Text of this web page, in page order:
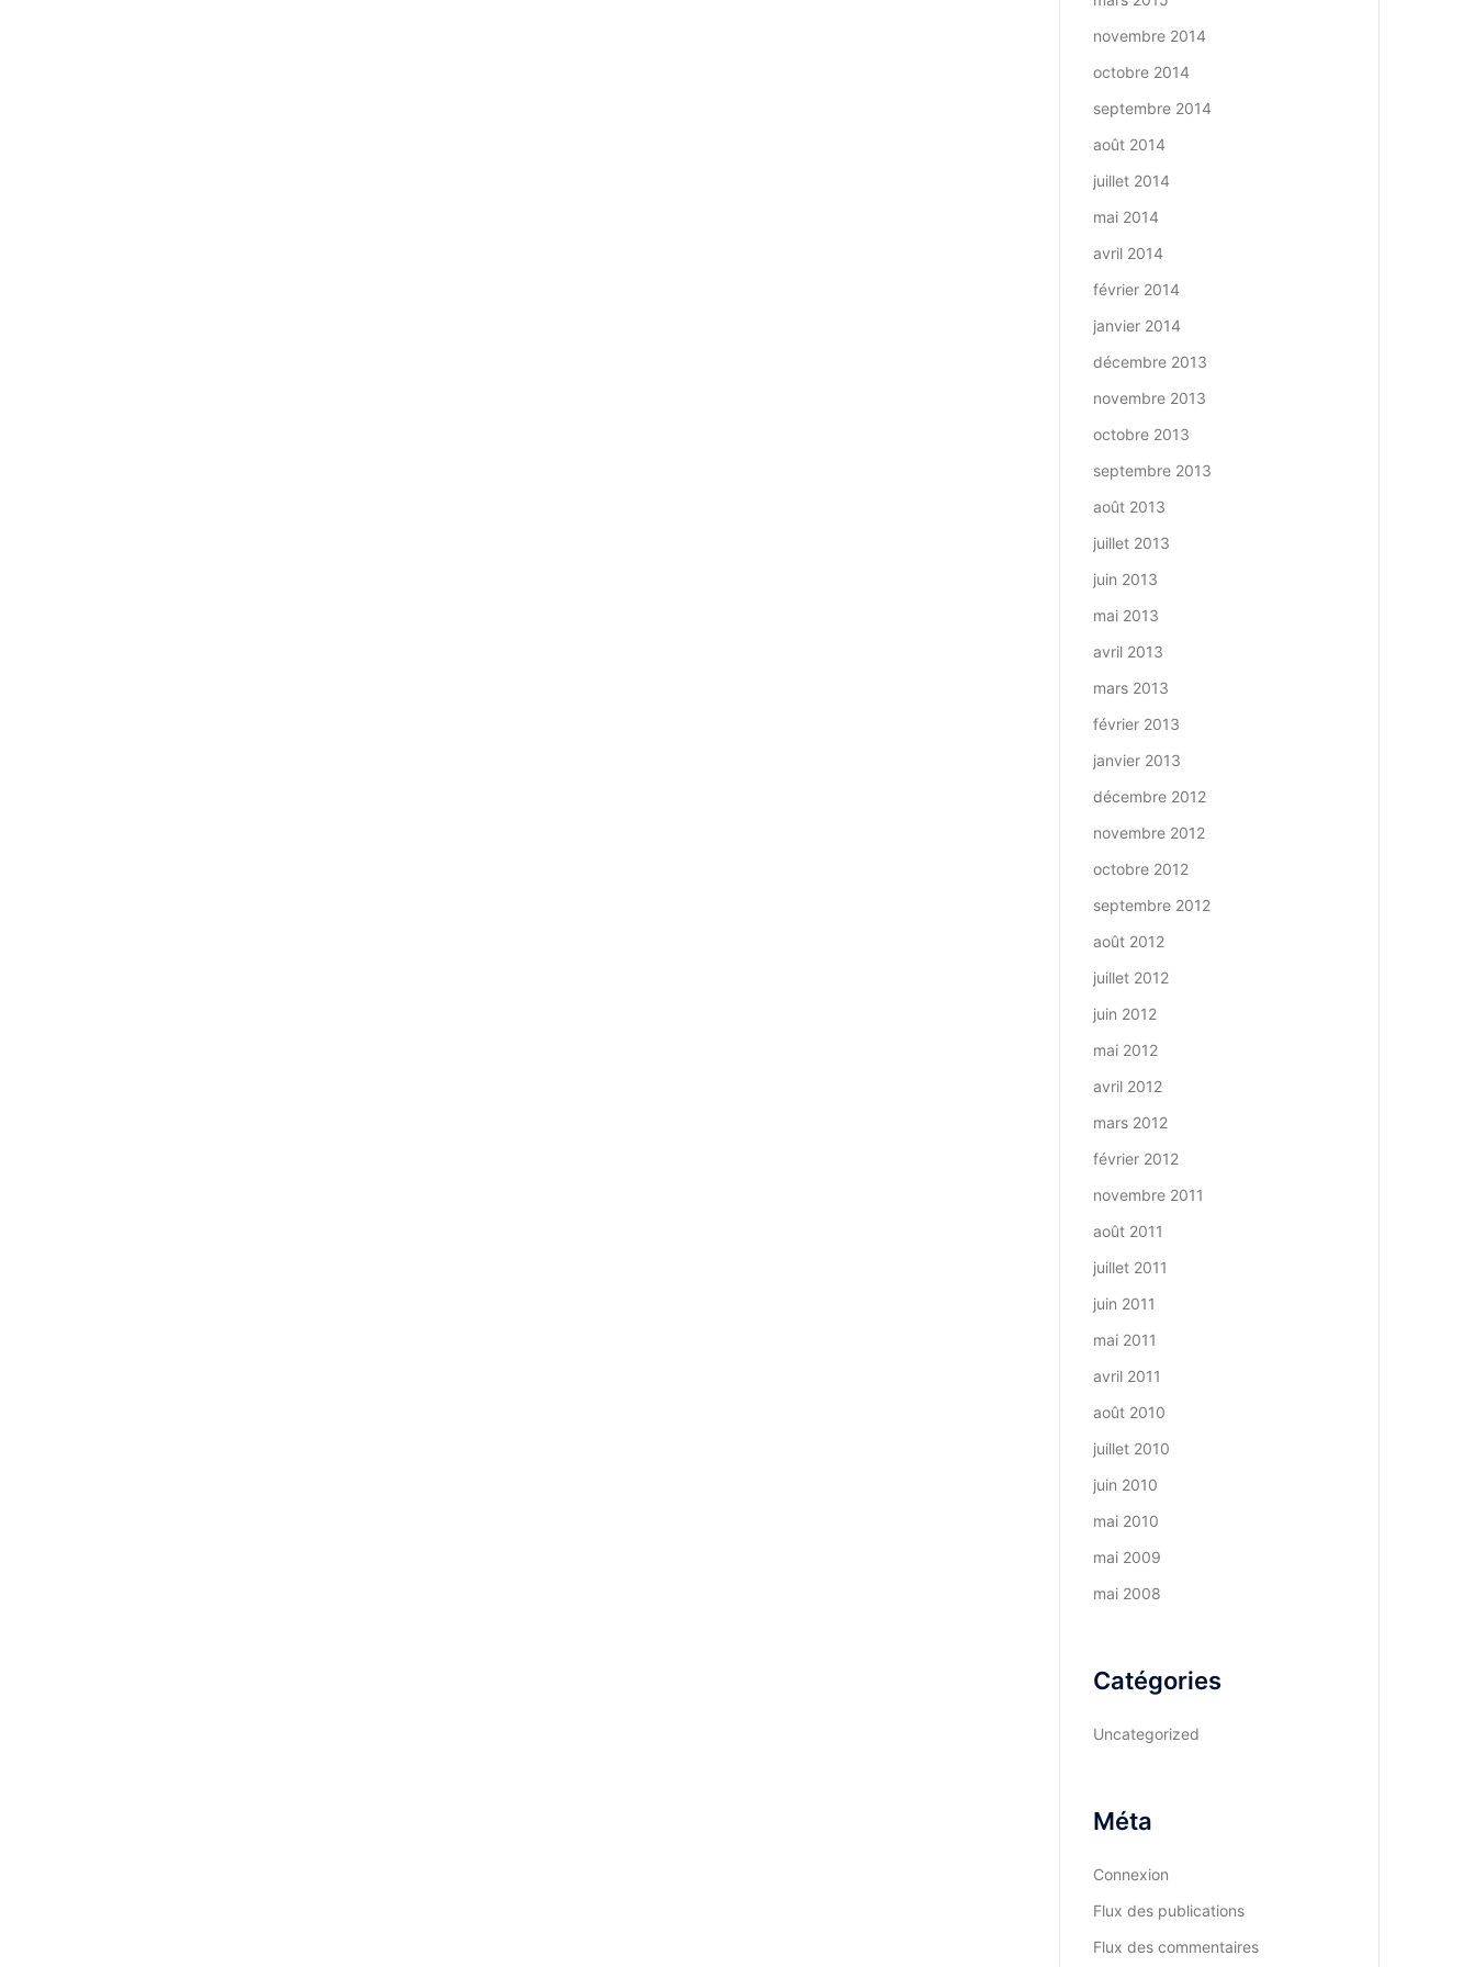
novembre 2014
octobre 2014
septembre 2014
août 2014
juillet 2014
mai 2014
avril 2014
février 2014
janvier 2014
décembre 2013
novembre 2013
octobre 2013
septembre 2013
août 2013
juillet 2013
juin 2013
mai 2013
avril 2013
mars 2013
février 2013
janvier 2013
décembre 2012
novembre 2012
octobre 2012
septembre 2012
août 2012
juillet 2012
juin 2012
mai 2012
avril 2012
mars 2012
février 2012
novembre 2011
août 2011
juillet 2011
juin 2011
mai 2011
avril 2011
août 2010
juillet 2010
juin 2010
mai 2010
mai 2009
mai 2008
Catégories
Uncategorized
Méta
Connexion
Flux des publications
Flux des commentaires